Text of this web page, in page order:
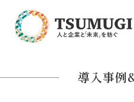
導入事例